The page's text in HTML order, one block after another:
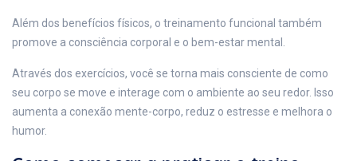
Além dos benefícios físicos, o treinamento funcional também
promove a consciência corporal e o bem-estar mental.
Através dos exercícios, você se torna mais consciente de como
seu corpo se move e interage com o ambiente ao seu redor. Isso
aumenta a conexão mente-corpo, reduz o estresse e melhora o
humor.